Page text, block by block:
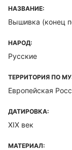
НАЗВАНИЕ:
Вышивка (конец
НАРОД:
Русские
ТЕРРИТОРИЯ ПО
Европейская
ДАТИРОВКА:
XIX век
МАТЕРИАЛ: